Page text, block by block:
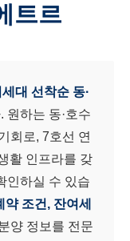
트르
대 선착순 동·
원하는 동·호수
회로, 7호선 연
활 인프라를 갖
인하실 수 있습
약 조건, 잔여세
양 정보를 전문